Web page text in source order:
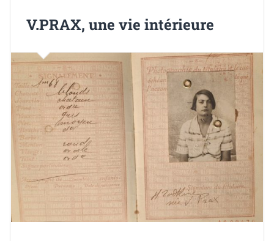
V.PRAX, une vie intérieure